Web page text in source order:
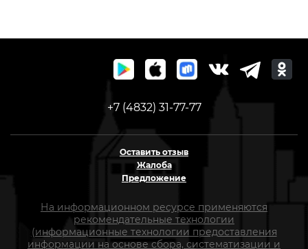
+7 (4832) 31-77-77
Оставить отзыв
Жалоба
Предложение
На информационном ресурсе применяются
рекомендательные технологии
(информационные технологии предоставления
информации на основе сбора, систематизации и